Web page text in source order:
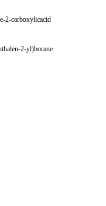
2-carboxylicacid
2-yl)borane